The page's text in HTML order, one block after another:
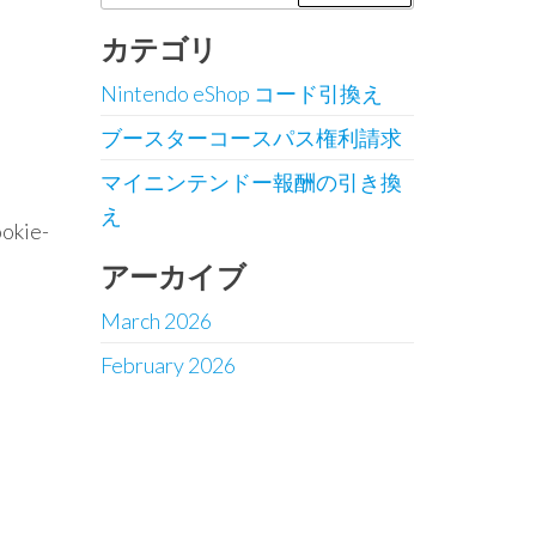
カテゴリ
Nintendo eShop コード引換え
ブースターコースパス権利請求
マイニンテンドー報酬の引き換
え
アーカイブ
March 2026
February 2026